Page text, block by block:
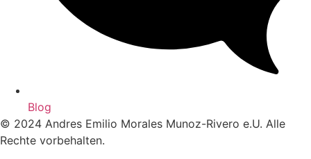
Blog
© 2024 Andres Emilio Morales Munoz-Rivero e.U. Alle
Rechte vorbehalten.